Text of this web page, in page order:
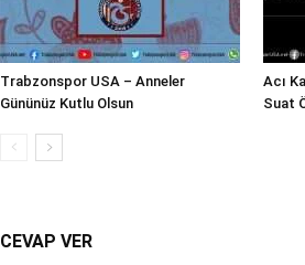
Trabzonspor USA – Anneler
Gününüz Kutlu Olsun
Acı
Suat
CEVAP VER